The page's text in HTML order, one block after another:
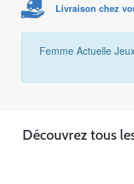
Livraison chez
Femme Actuelle
Découvrez tous